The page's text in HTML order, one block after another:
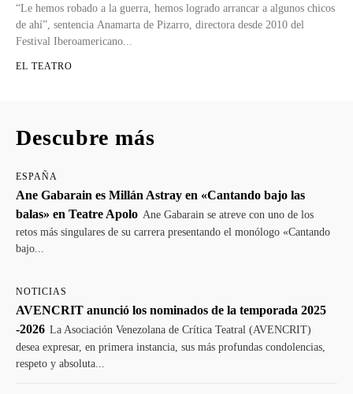
“Le hemos robado a la guerra, hemos logrado arrancar a algunos chicos
de ahí”, sentencia Anamarta de Pizarro, directora desde 2010 del
Festival Iberoamericano...
EL TEATRO
Descubre más
ESPAÑA
Ane Gabarain es Millán Astray en «Cantando bajo las
balas» en Teatre Apolo Ane Gabarain se atreve con uno de los
retos más singulares de su carrera presentando el monólogo «Cantando
bajo...
NOTICIAS
AVENCRIT anunció los nominados de la temporada 2025
-2026 La Asociación Venezolana de Crítica Teatral (AVENCRIT)
desea expresar, en primera instancia, sus más profundas condolencias,
respeto y absoluta...